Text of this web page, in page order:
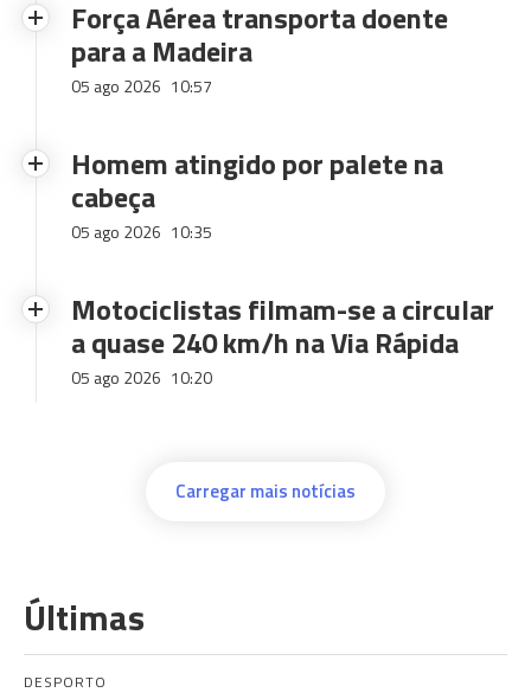
Força Aérea transporta doente
para a Madeira
05 ago 2026 10:57
Homem atingido por palete na
cabeça
05 ago 2026 10:35
Motociclistas filmam-se a circular
a quase 240 km/h na Via Rápida
05 ago 2026 10:20
Carregar mais notícias
Últimas
DESPORTO